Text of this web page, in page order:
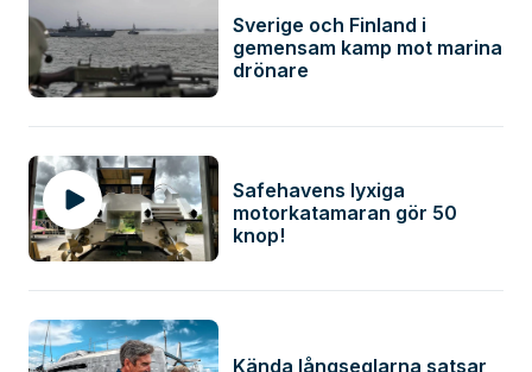
Sverige och Finland i
gemensam kamp mot marina
drönare
Safehavens lyxiga
motorkatamaran gör 50
knop!
Kända långseglarna satsar